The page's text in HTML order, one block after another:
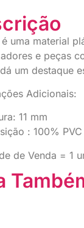
é uma material
e peças
um destaque
Adicionais:
11 mm
: 100% PVC
de Venda = 1